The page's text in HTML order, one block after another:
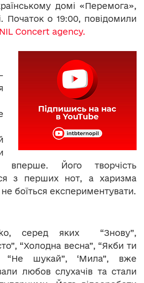
домі «Перемога»,
Початок о 19:00, повідомили
Concert agency.
вперше. Його творчість
з перших нот, а харизма
боїться експериментувати.
серед яких “Знову”,
“Холодна весна”, “Якби ти
“Не шукай”, ‘Мила”, вже
любов слухачів та стали